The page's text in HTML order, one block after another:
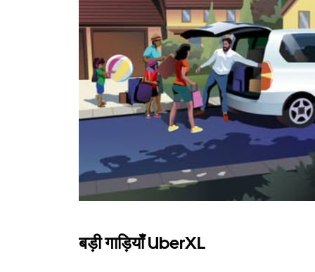
बड़ी गाड़ियाँ UberXL